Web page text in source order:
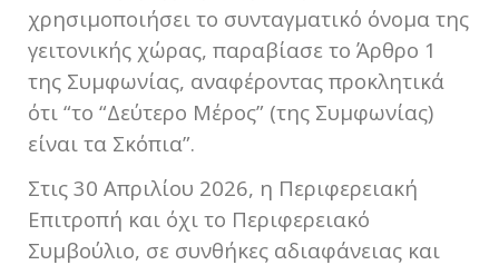
χρησιμοποιήσει το συνταγματικό όνομα της
γειτονικής χώρας, παραβίασε το Άρθρο 1
της Συμφωνίας, αναφέροντας προκλητικά
ότι “το “Δεύτερο Μέρος” (της Συμφωνίας)
είναι τα Σκόπια”.
Στις 30 Απριλίου 2026, η Περιφερειακή
Επιτροπή και όχι το Περιφερειακό
Συμβούλιο, σε συνθήκες αδιαφάνειας και